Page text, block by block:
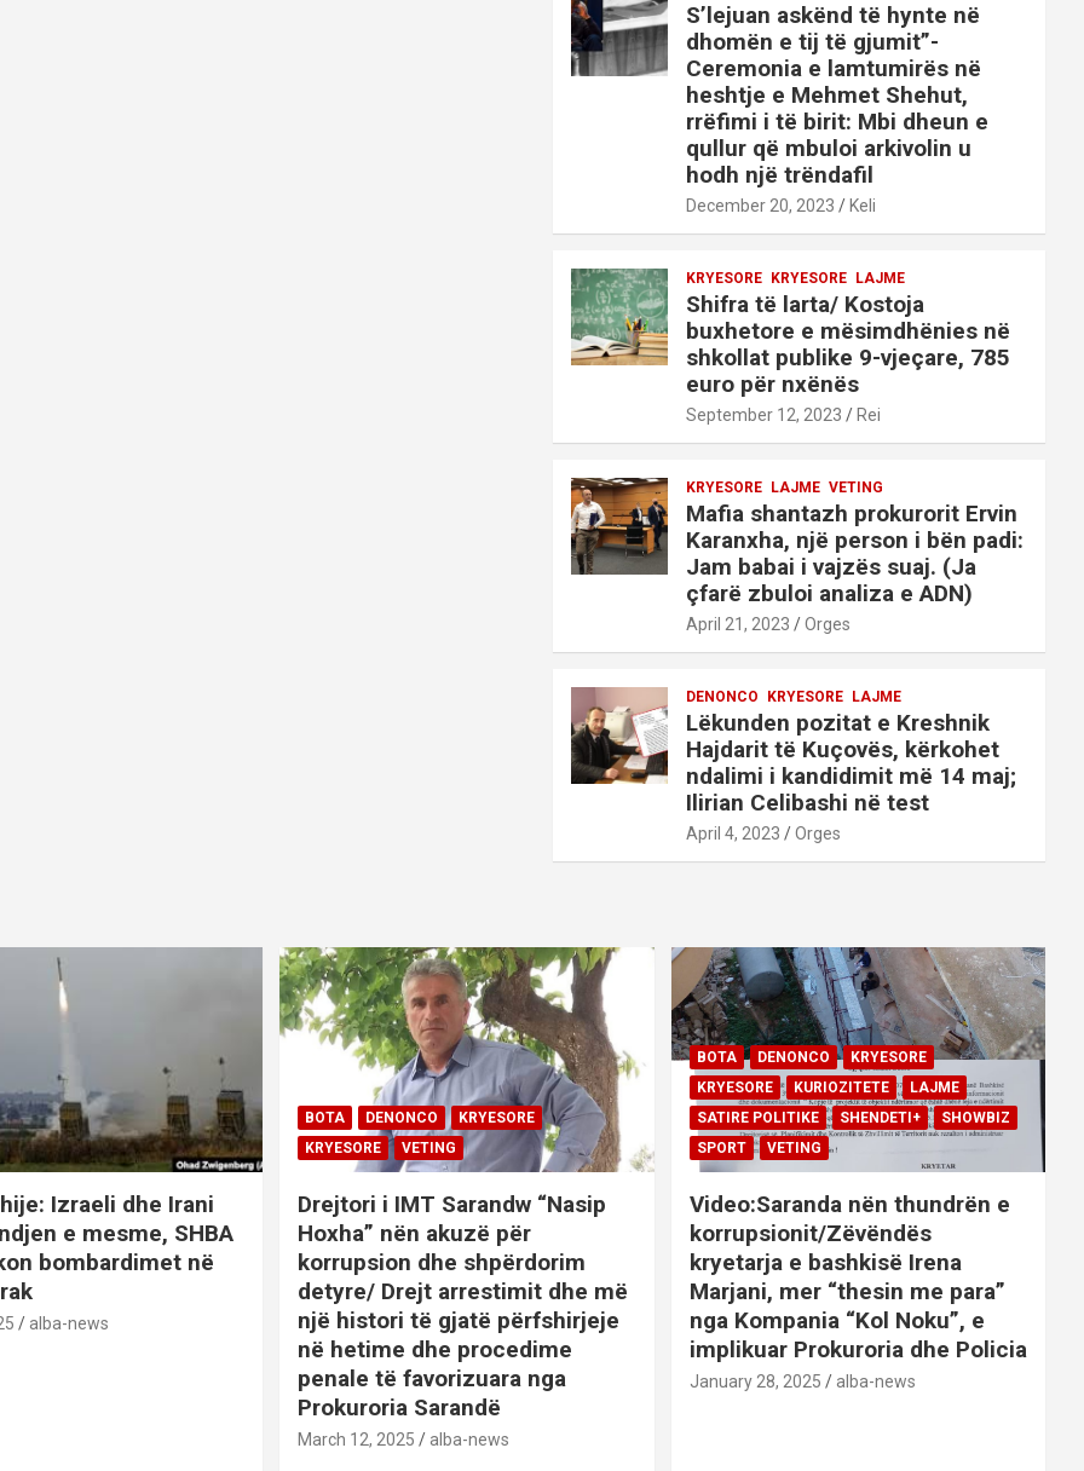
S’lejuan askënd të hynte në
dhomën e tij të gjumit”-
Ceremonia e lamtumirës në
heshtje e Mehmet Shehut,
rrëfimi i të birit: Mbi dheun e
qullur që mbuloi arkivolin u
hodh një trëndafil
December 20, 2023 Keli
KRYESORE KRYESORE LAJME
Shifra të larta/ Kostoja
buxhetore e mësimdhënies në
shkollat publike 9-vjeçare, 785
euro për nxënës
September 12, 2023 Rei
KRYESORE LAJME VETING
Mafia shantazh prokurorit Ervin
Karanxha, një person i bën padi:
Jam babai i vajzës suaj. (Ja
çfarë zbuloi analiza e ADN)
April 21, 2023 Orges
DENONCO KRYESORE LAJME
Lëkunden pozitat e Kreshnik
Hajdarit të Kuçovës, kërkohet
ndalimi i kandidimit më 14 maj;
Ilirian Celibashi në test
April 4, 2023 Orges
Izraeli dhe Irani
e mesme, SHBA
bombardimet në
alba-news
BOTA DENONCO
KRYESORE
KRYESORE
VETING
Drejtori i IMT Sarandw “Nasip
Hoxha” nën akuzë për
korrupsion dhe shpërdorim
detyre/ Drejt arrestimit dhe më
një histori të gjatë përfshirjeje
në hetime dhe procedime
penale të favorizuara nga
Prokuroria Sarandë
March 12, 2025 alba-news
BOTA DENONCO
KRYESORE
KRYESORE
KURIOZITETE
LAJME
SATIRE POLITIKE
SHENDETI+
SHOWBIZ
SPORT
VETING
Video:Saranda nën thundrën e
korrupsionit/Zëvëndës
kryetarja e bashkisë Irena
Marjani, mer “thesin me para”
nga Kompania “Kol Noku”, e
implikuar Prokuroria dhe Policia
January 28, 2025 alba-news
BOTA DENONCO
KRYESORE